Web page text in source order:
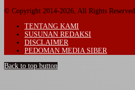
© Copyright 2014-2026, All Rights Reserved
TENTANG KAMI
SUSUNAN REDAKSI
DISCLAIMER
PEDOMAN MEDIA SIBER
Back to top button